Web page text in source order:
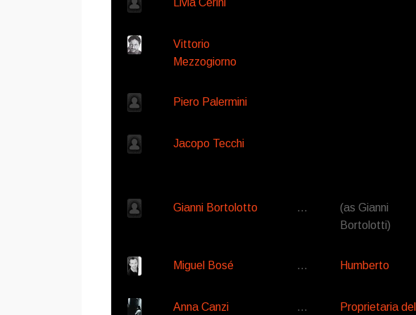
Livia Cerini
Vittorio
Mezzogiorno
Piero Palermini
Jacopo Tecchi
Gianni Bortolotto …
(as Gianni
Bortolotti)
Miguel Bosé … Humberto
Anna Canzi … Proprietaria del